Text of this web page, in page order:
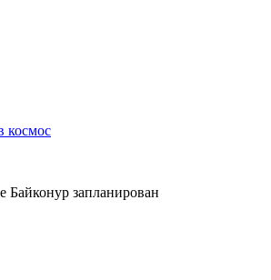
космос
Байконур запланирован